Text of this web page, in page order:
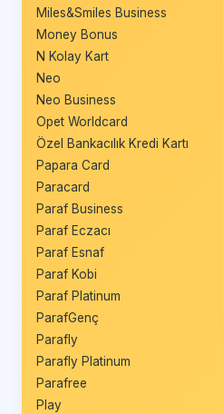
Miles&Smiles Business
Money Bonus
N Kolay Kart
Neo
Neo Business
Opet Worldcard
Özel Bankacılık Kredi Kartı
Papara Card
Paracard
Paraf Business
Paraf Eczacı
Paraf Esnaf
Paraf Kobi
Paraf Platinum
ParafGenç
Parafly
Parafly Platinum
Parafree
Play